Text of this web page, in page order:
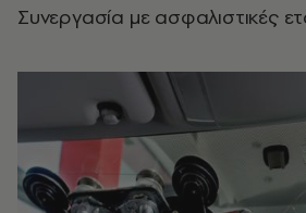
Συνεργασία με ασφαλιστικές